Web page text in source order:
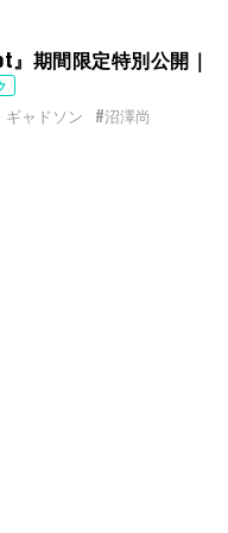
』期間限定特別公開｜
ャドソン #沼澤尚